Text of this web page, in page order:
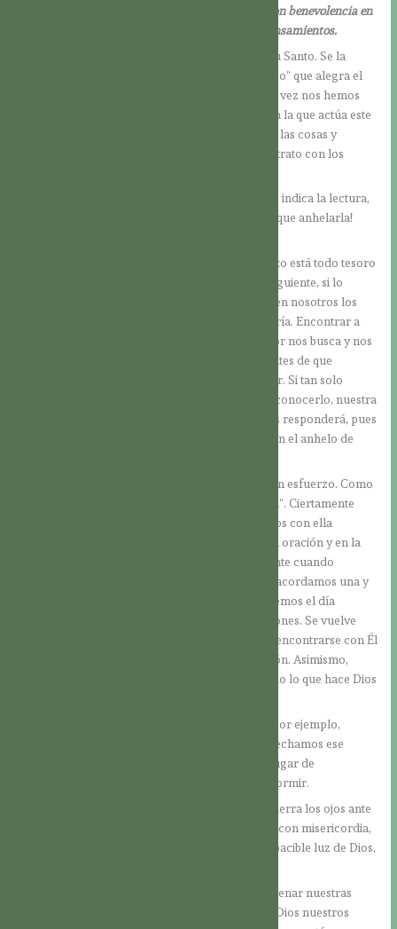
busca de los que son dignos de ella; se muestra con benevolencia en
sus caminos, sale a su encuentro en todos sus pensamientos.
La sabiduría es una de los siete dones del Espíritu Santo. Se la
podría describir como un “conocimiento delicioso” que alegra el
corazón y el Espíritu, como una luz apacible. Tal vez nos hemos
encontrado alguna vez con una persona sabia en la que actúa este
don del Espíritu Santo. Una persona así ve todas las cosas y
circunstancias desde la perspectiva de Dios y su trato con los
No es tan difícil conocer la sabiduría pues, como indica la lectura,
ella ya nos está esperando. ¡Solamente tenemos que anhelarla!
La Sagrada Escritura nos enseña que en Jesucristo está todo tesoro
de la sabiduría y de la ciencia (Col 2,3). Por consiguiente, si lo
conocemos a Él y vivimos en Él, se desplegarán en nosotros los
dones del Espíritu Santo, incluido el de la sabiduría. Encontrar a
Jesús no requiere un gran esfuerzo, pues su amor nos busca y nos
precede: “Él nos amó primero” (1 Jn 4,19), aun antes de que
nosotros empezáramos a corresponder a su amor. Si tan solo
invocamos su nombre y le pedimos la gracia de conocerlo, nuestra
súplica no caerá en oídos sordos, sino que Él nos responderá, pues
fue Dios mismo quien sembró en nuestro corazón el anhelo de
Temprano en la mañana hallamos la sabiduría sin esfuerzo. Como
dice el proverbio: “Al que madruga Dios le ayuda”. Ciertamente
puede aplicárselo a la sabiduría: nos encontramos con ella
cuando, en la madrugada, nos sumergimos en la oración y en la
meditación de las Escrituras. Actuamos sabiamente cuando
consagramos al Señor el día que empieza y nos acordamos una y
otra vez de Él hasta el atardecer; cuando recorremos el día
tomados de su mano y obedecemos sus indicaciones. Se vuelve
sabio aquel que acoge la invitación del Señor de encontrarse con Él
en el sacramento de la Eucaristía y de la confesión. Asimismo,
adquiere la sabiduría el que presta atención a todo lo que hace Dios
También es sabio buscar al Señor por la noche, por ejemplo,
cuando no logramos conciliar el sueño, y aprovechamos ese
tiempo para hacer oración y lectura bíblica, en lugar de
torturarnos con las horas que pasan sin poder dormir.
También actualmente sabiamente aquel que no cierra los ojos ante
las necesidades del prójimo, sino que las atiende con misericordia,
pues toda obra de misericordia es actuar en la apacible luz de Dios,
Nos volvemos sabios cuando aprendemos a refrenar nuestras
pasiones desordenadas, examinando a la luz de Dios nuestros